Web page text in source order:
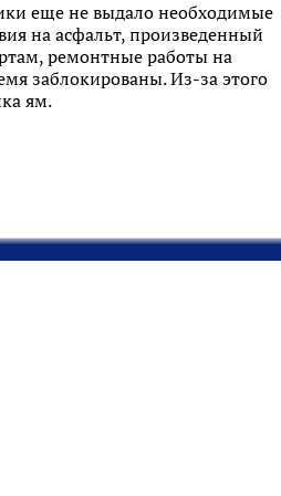
еще не выдало необходимые
на асфальт, произведенный
ремонтные работы на
заблокированы. Из-за этого
ям.